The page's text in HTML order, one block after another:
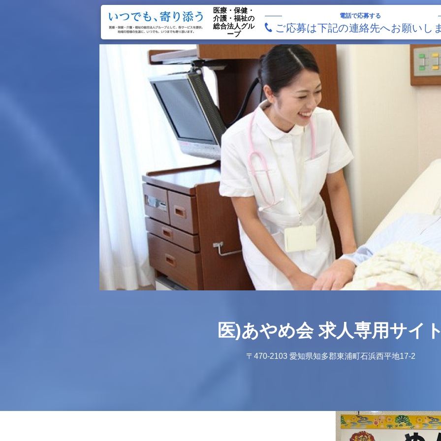
医療・保健・
介護・福祉の
総合法人グル
ープ
電話で応募する
ご応募は下記の連絡先へお願いし
医)あやめ会 求人専用サイ
〒470-2103 愛知県知多郡東浦町石浜西平地17-2